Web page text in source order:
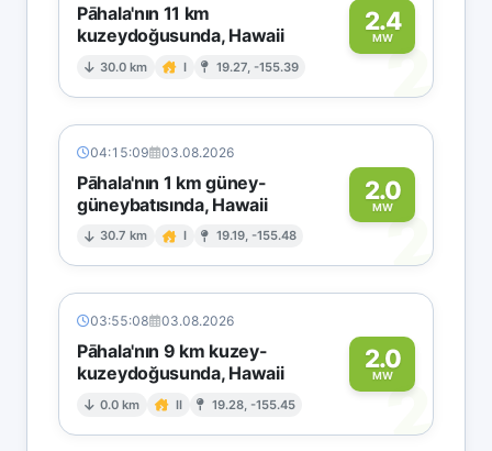
Pāhala'nın 11 km
kuzeydoğusunda, Hawaii
30.0 km I 19.27, -155.39
2.4
MW2
04:15:09 03.08.2026
Pāhala'nın 1 km güney-
güneybatısında, Hawaii
30.7 km I 19.19, -155.48
2.0
MW2
03:55:08 03.08.2026
Pāhala'nın 9 km kuzey-
kuzeydoğusunda, Hawaii
0.0 km II 19.28, -155.45
2.0
MW
2